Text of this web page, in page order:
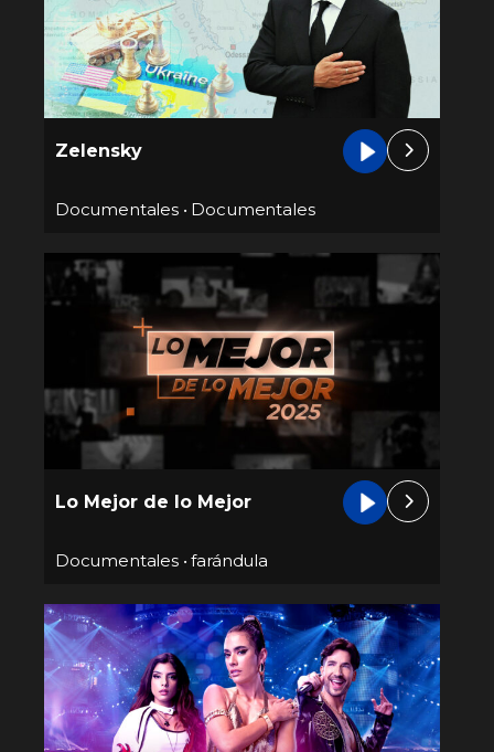
Zelensky
Documentales• Documentales
Lo Mejor de lo Mejor
Documentales•farándula